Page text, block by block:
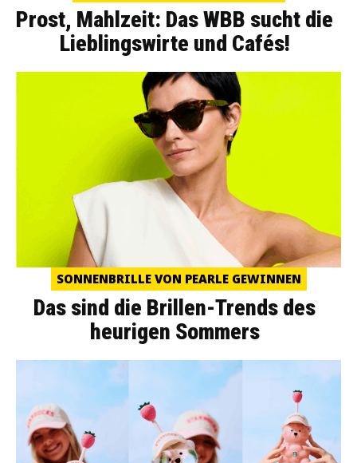
Prost, Mahlzeit: Das WBB sucht die
Lieblingswirte und Cafés!
SONNENBRILLE VON PEARLE GEWINNEN
Das sind die Brillen-Trends des
heurigen Sommers